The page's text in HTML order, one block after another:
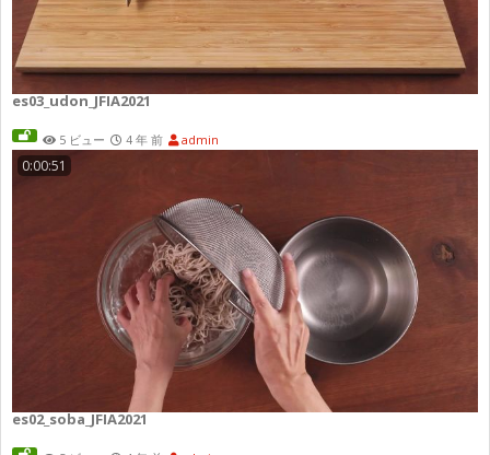
es03_udon_JFIA2021
5 ビュー 4 年 前 admin
0:00:51
es02_soba_JFIA2021